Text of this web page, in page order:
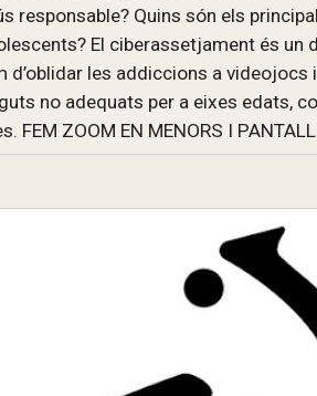
responsable? Quins són els
El ciberassetjament és un
d’oblidar les addiccions a
no adequats per a eixes edats,
FEM ZOOM EN MENORS I